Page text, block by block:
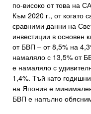
по-високо от това на
Към 2020 г., от когато
сравними данни на
инвестиции в
от БВП – от 8,5% на
намаляло с 13,5% от
е намаляло с
1,4%. Тъй като
на Япония е
БВП е напълно